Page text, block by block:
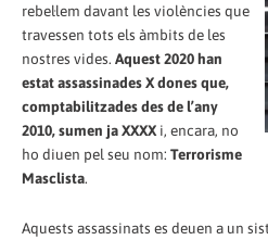
rebel·lem davant les violències que
travessen tots els àmbits de les
nostres vides. Aquest 2020 han
estat assassinades X dones que,
comptabilitzades des de l’any
2010, sumen ja XXXX i, encara, no
ho diuen pel seu nom: Terrorisme
Masclista.
Aquests assassinats es deuen a un